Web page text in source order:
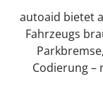
autoaid bietet
Fahrzeugs
Codierung –